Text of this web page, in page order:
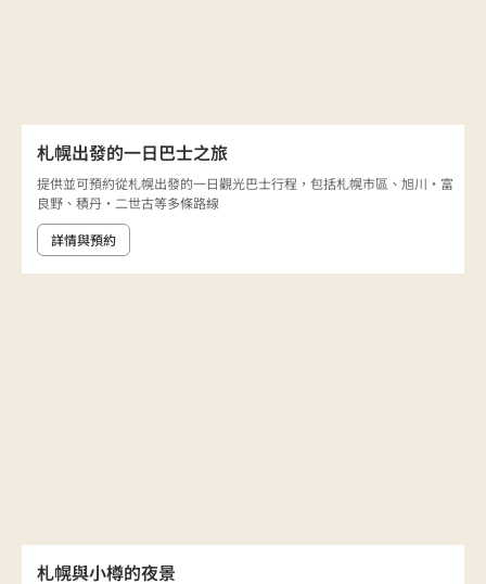
札幌出發的一日巴士之旅
提供並可預約從札幌出發的一日觀光巴士行程，包括札幌市區、旭川・富
良野、積丹・二世古等多條路線
詳情與預約
札幌與小樽的夜景